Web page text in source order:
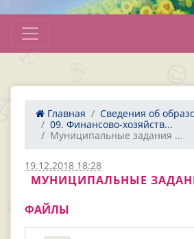
Главная
Сведения об
09. Финансово-хозяйств...
Муниципальные задания ...
19.12.2018 18:28
МУНИЦИПАЛЬНЫЕ
ФАЙЛЫ